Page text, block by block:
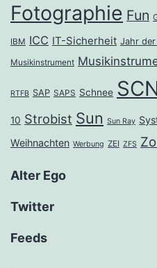
Fotographie Fun
IBM ICC IT-Sicherheit Jahr
Musikinstrument
RTFB SAP SAPS Schnee
10 Strobist Sun Sun Ray
Weihnachten Werbung ZEI ZFS
Alter Ego
Twitter
Feeds